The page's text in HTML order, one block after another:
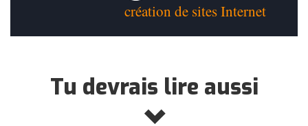
création de sites Internet
Tu devrais lire aussi